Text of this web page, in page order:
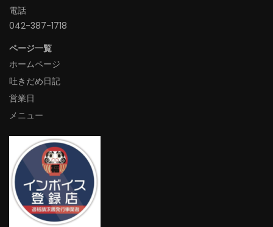
電話
042-387-1718‬
ページ一覧
ホームページ
吐きだめ日記
営業日
メニュー